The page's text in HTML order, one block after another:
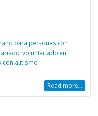
para personas con
voluntariado en
con autismo
Read more...